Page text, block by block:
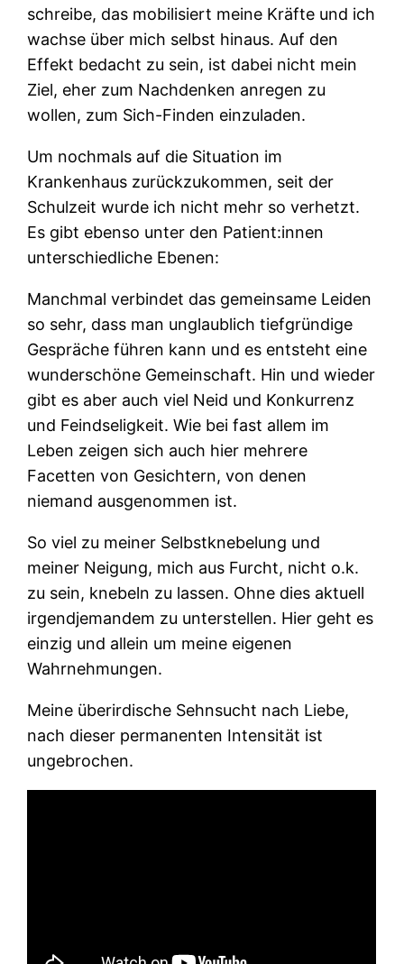
schreibe, das mobilisiert meine Kräfte und ich
wachse über mich selbst hinaus. Auf den
Effekt bedacht zu sein, ist dabei nicht mein
Ziel, eher zum Nachdenken anregen zu
wollen, zum Sich-Finden einzuladen.
Um nochmals auf die Situation im
Krankenhaus zurückzukommen, seit der
Schulzeit wurde ich nicht mehr so verhetzt.
Es gibt ebenso unter den Patient:innen
unterschiedliche Ebenen:
Manchmal verbindet das gemeinsame Leiden
so sehr, dass man unglaublich tiefgründige
Gespräche führen kann und es entsteht eine
wunderschöne Gemeinschaft. Hin und wieder
gibt es aber auch viel Neid und Konkurrenz
und Feindseligkeit. Wie bei fast allem im
Leben zeigen sich auch hier mehrere
Facetten von Gesichtern, von denen
niemand ausgenommen ist.
So viel zu meiner Selbstknebelung und
meiner Neigung, mich aus Furcht, nicht o.k.
zu sein, knebeln zu lassen. Ohne dies aktuell
irgendjemandem zu unterstellen. Hier geht es
einzig und allein um meine eigenen
Wahrnehmungen.
Meine überirdische Sehnsucht nach Liebe,
nach dieser permanenten Intensität ist
ungebrochen.